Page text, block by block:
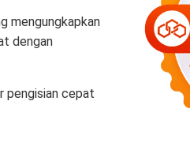
mengungkapkan
dengan
pengisian cepat